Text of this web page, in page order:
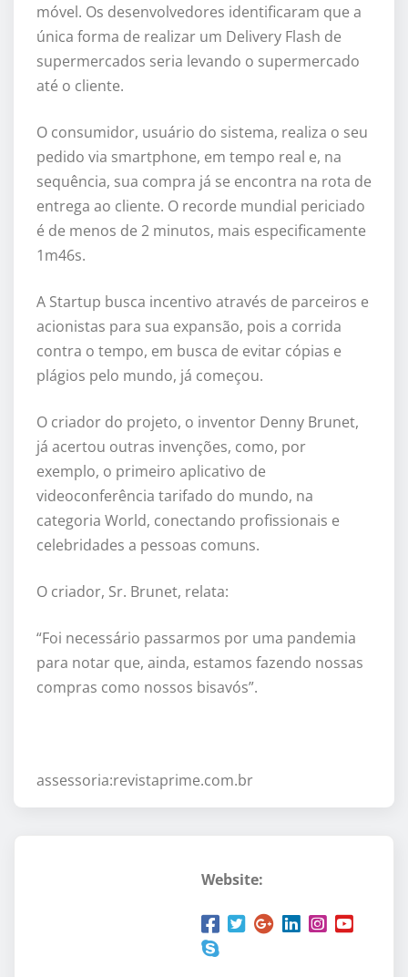
móvel. Os desenvolvedores identificaram que a
única forma de realizar um Delivery Flash de
supermercados seria levando o supermercado
até o cliente.
O consumidor, usuário do sistema, realiza o seu
pedido via smartphone, em tempo real e, na
sequência, sua compra já se encontra na rota de
entrega ao cliente. O recorde mundial periciado
é de menos de 2 minutos, mais especificamente
1m46s.
A Startup busca incentivo através de parceiros e
acionistas para sua expansão, pois a corrida
contra o tempo, em busca de evitar cópias e
plágios pelo mundo, já começou.
O criador do projeto, o inventor Denny Brunet,
já acertou outras invenções, como, por
exemplo, o primeiro aplicativo de
videoconferência tarifado do mundo, na
categoria World, conectando profissionais e
celebridades a pessoas comuns.
O criador, Sr. Brunet, relata:
“Foi necessário passarmos por uma pandemia
para notar que, ainda, estamos fazendo nossas
compras como nossos bisavós”.
assessoria:revistaprime.com.br
Website: